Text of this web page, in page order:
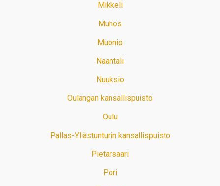
Mikkeli
Muhos
Muonio
Naantali
Nuuksio
Oulangan kansallispuisto
Oulu
Pallas-Yllästunturin kansallispuisto
Pietarsaari
Pori